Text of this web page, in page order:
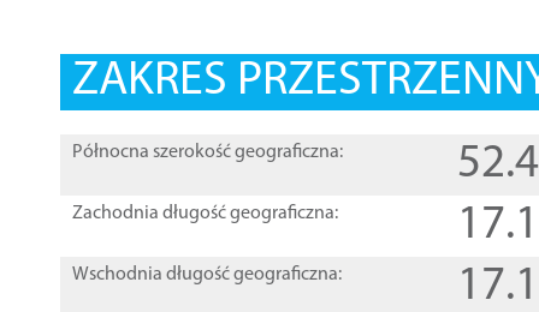
ZAKRES
Północna szerokość geograficzna:
Zachodnia długość geograficzna:
Wschodnia długość geograficzna: